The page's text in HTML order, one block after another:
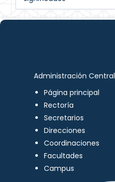
Administración Central
Página principal
Rectoría
Secretarios
Direcciones
Coordinaciones
Facultades
Campus